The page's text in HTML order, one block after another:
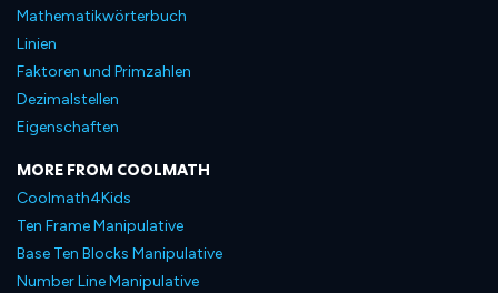
Mathematikwörterbuch
Linien
Faktoren und Primzahlen
Dezimalstellen
Eigenschaften
MORE FROM COOLMATH
Coolmath4Kids
Ten Frame Manipulative
Base Ten Blocks Manipulative
Number Line Manipulative